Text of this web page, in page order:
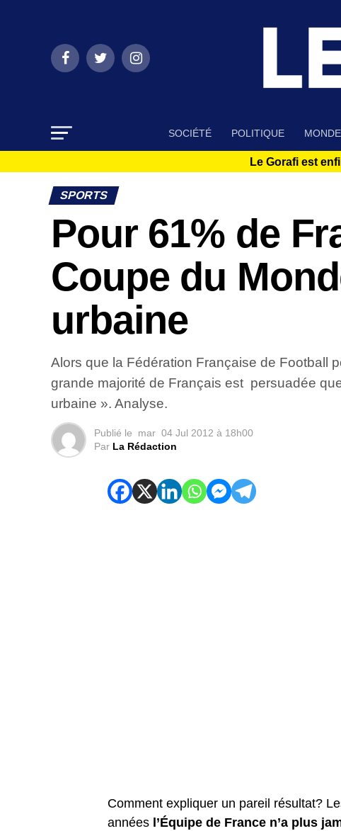
SOCIÉTÉ POLITIQUE
Le Gorafi est
SPORTS
Pour 61% de
Coupe du
urbaine
Alors que la Fédération Française de Football
grande majorité de Français est persuadée
urbaine ». Analyse.
Publié le mar 04 Jul 2012 à 18h00
Par La Rédaction
Comment expliquer un pareil résultat?
années l’Équipe de France n’a plus